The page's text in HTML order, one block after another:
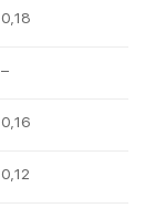
0,18
–
0,16
0,12